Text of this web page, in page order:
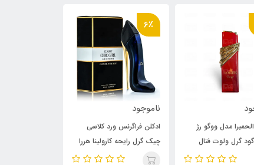
فراگرنس ورد کلاسی
رایحه کارولینا هررا
گود گرل (گودگرل) (Chic
18٪
740,000
عطر 30 میل روونا مدل کول
گرل بلو ادیشن رایحه کارولینا
هررا گود گرل آبی گلیتر کالکتور